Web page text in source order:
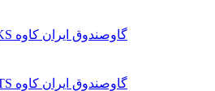
گاوصندوق ایران کاوه KS
گاوصندوق ایران کاوه TS